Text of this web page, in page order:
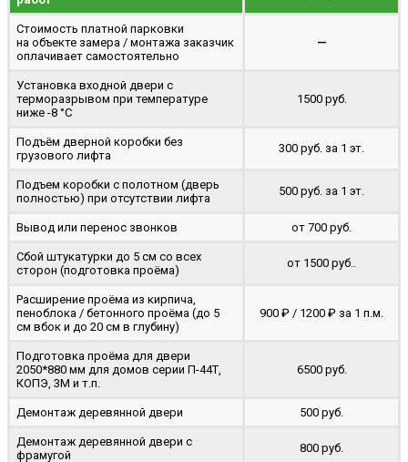
Стоимость платной парковки
на объекте замера / монтажа заказчик
оплачивает самостоятельно
—
Установка входной двери с
терморазрывом при температуре
ниже -8 °C
1500 руб.
Подъём дверной коробки без
грузового лифта
300 руб. за 1 эт.
Подъем коробки с полотном (дверь
полностью) при отсутствии лифта
500 руб. за 1 эт.
Вывод или перенос звонков от 700 руб.
Сбой штукатурки до 5 см со всех
сторон (подготовка проёма)
от 1500 руб..
Расширение проёма из кирпича,
пеноблока / бетонного проёма (до 5
cм вбок и до 20 см в глубину)
900 ₽ / 1200 ₽ за 1 п.м.
Подготовка проёма для двери
2050*880 мм для домов серии П-44Т,
КОПЭ, 3М и т.п.
6500 руб.
Демонтаж деревянной двери 500 руб.
Демонтаж деревянной двери с
фрамугой
800 руб.